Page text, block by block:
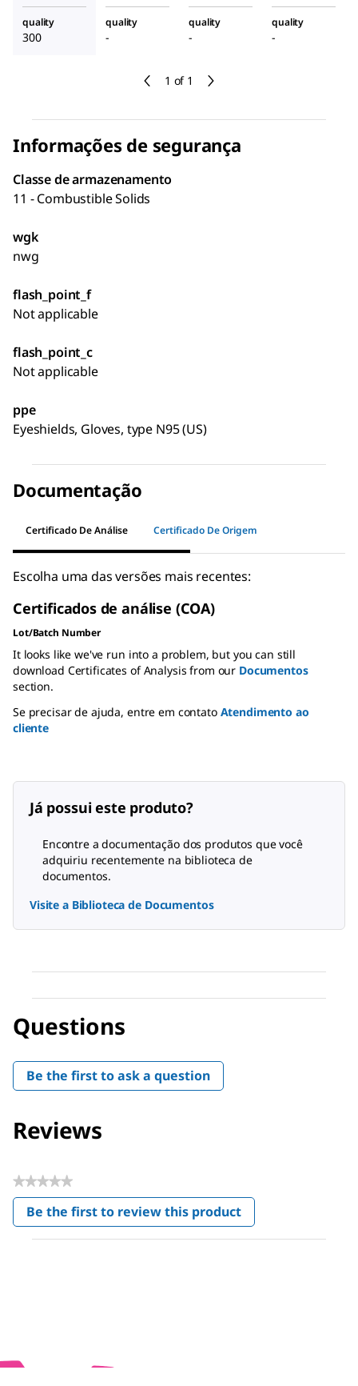
1 of 1
quality
300
quality
-
quality
-
quality
-
Informações de segurança
Classe de armazenamento
11 - Combustible Solids
wgk
nwg
flash_point_f
Not applicable
flash_point_c
Not applicable
ppe
Eyeshields, Gloves, type N95 (US)
Documentação
Certificado De Análise Certificado De Origem
Escolha uma das versões mais recentes:
Certificados de análise (COA)
Lot/Batch Number
It looks like we've run into a problem, but you can still
download Certificates of Analysis from our Documentos
section.
Se precisar de ajuda, entre em contato Atendimento ao
cliente
Já possui este produto?
Encontre a documentação dos produtos que você
adquiriu recentemente na biblioteca de
documentos.
Visite a Biblioteca de Documentos
Questions
Be the first to ask a question
Reviews
★★★★★
No
rating
value
Be the first to review this product
.
This